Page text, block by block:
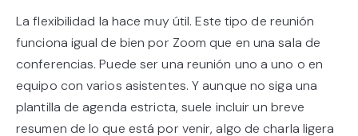
La flexibilidad la hace muy útil. Este tipo de reunión
funciona igual de bien por Zoom que en una sala de
conferencias. Puede ser una reunión uno a uno o en
equipo con varios asistentes. Y aunque no siga una
plantilla de agenda estricta, suele incluir un breve
resumen de lo que está por venir, algo de charla ligera